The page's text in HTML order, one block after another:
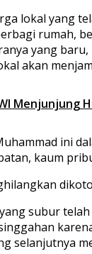
lokal yang
rumah,
yang
akan
Menjunjung
ini
kaum
subur
selanjutnya